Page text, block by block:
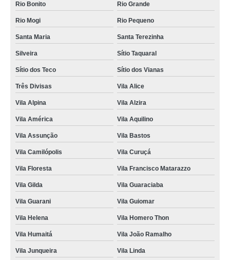
clínica veterinária 24h Vila Alice
contato de clínica veterinária de cães e gatos Jardim Itapoan
clínica veterinária mais próxima telefone Jardim Utinga
clínica veterinária próximo a mim telefone Vila Lucinda
clínica 24 horas veterinária telefone Santo Antônio
contato de clínica veterinária 24h Vila Assunção
contato de clínica veterinária 24 horas Centro
clínica veterinária Parque Novo Oratório
clínica veterinária telefone Acampamento Anchieta
contato de clínica veterinária 24 horas Vila Príncipe de Gales
contato de clínica veterinária próxima Polo Petroquímico de Capuava
clínica veterinária próxima telefone Vila Luzita
clínica 24 horas veterinária Parque das Garças
Rio Bonito Rio Grande
Rio Mogi Rio Pequeno
Santa Maria Santa Terezinha
Silveira Sítio Taquaral
Sítio dos Teco Sítio dos Vianas
Três Divisas Vila Alice
Vila Alpina Vila Alzira
Vila América Vila Aquilino
Vila Assunção Vila Bastos
Vila Camilópolis Vila Curuçá
Vila Floresta Vila Francisco Matarazzo
Vila Gilda Vila Guaraciaba
Vila Guarani Vila Guiomar
Vila Helena Vila Homero Thon
Vila Humaitá Vila João Ramalho
Vila Junqueira Vila Linda